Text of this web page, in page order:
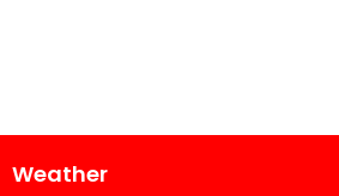
Weather